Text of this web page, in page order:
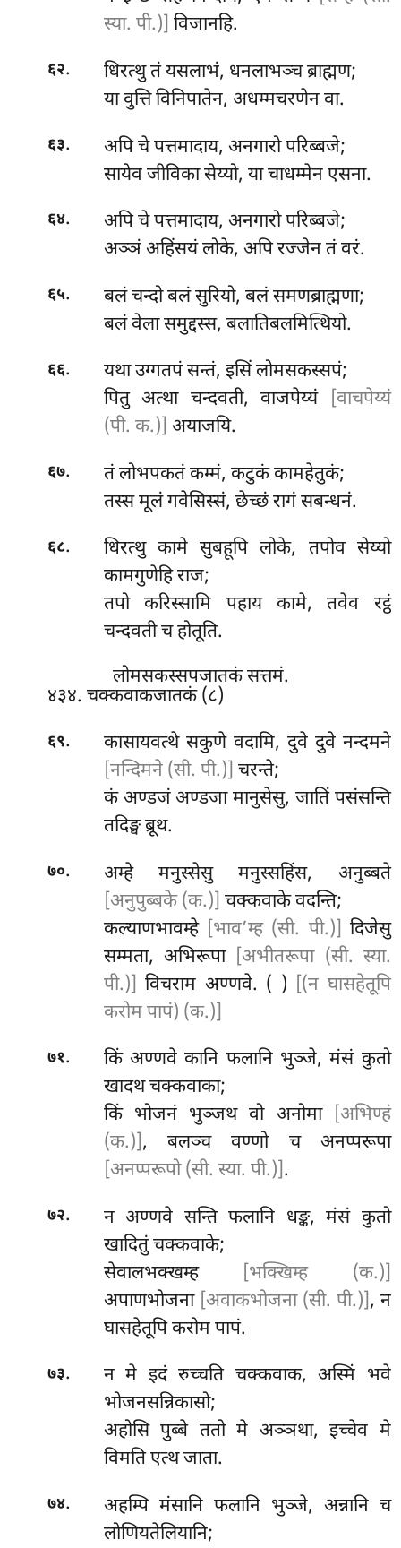
स्या. पी.)] विजानहि.
६२.
धिरत्थु तं यसलाभं, धनलाभञ्च ब्राह्मण;
या वुत्ति विनिपातेन, अधम्मचरणेन वा.
६३.
अपि चे पत्तमादाय, अनगारो परिब्बजे;
सायेव जीविका सेय्यो, या चाधम्मेन एसना.
६४.
अपि चे पत्तमादाय, अनगारो परिब्बजे;
अञ्ञं अहिंसयं लोके, अपि रज्जेन तं वरं.
६५.
बलं चन्दो बलं सुरियो, बलं समणब्राह्मणा;
बलं वेला समुद्दस्स, बलातिबलमित्थियो.
६६.
यथा उग्गतपं सन्तं, इसिं लोमसकस्सपं;
पितु अत्था चन्दवती, वाजपेय्यं
[वाचपेय्यं
(पी. क.)] अयाजयि.
६७.
तं लोभपकतं कम्मं, कटुकं कामहेतुकं;
तस्समूलं गवेसिस्सं, छेच्छं रागं सबन्धनं.
६८. धिरत्थु कामे सुबहूपि लोके, तपोव सेय्यो
कामगुणेहि राज;
तपो करिस्सामि पहाय कामे, तवेव रट्ठं
चन्दवती च होतूति.
लोमसकस्सपजातकं सत्तमं.
४३४. चक्कवाकजातकं (८)
६९.
कासायवत्थे सकुणे वदामि, दुवे दुवे नन्दमने
[नन्दिमने (सी. पी.)] चरन्ते;
कं अण्डजं अण्डजा मानुसेसु, जातिं पसंसन्ति
तदिङ्घ ब्रूथ.
७०.
अम्हे मनुस्सेसु मनुस्सहिंस, अनुब्बते
[अनुपुब्बके (क.)] चक्कवाके वदन्ति;
कल्याणभावम्हे [भाव’म्ह (सी. पी.)] दिजेसु
सम्मता, अभिरूपा [अभीतरूपा (सी. स्या.
पी.)] विचराम अण्णवे. ( ) [(न घासहेतूपि
करोम पापं) (क.)]
७१.
किं अण्णवे कानि फलानि भुञ्जे, मंसं कुतो
खादथ चक्कवाका;
किं भोजनं भुञ्जथ वो अनोमा [अभिण्हं
(क.)], बलञ्चवण्णो च अनप्परूपा
[अनप्परूपो (सी. स्या. पी.)].
७२. नअण्णवे सन्ति फलानि धङ्क, मंसं कुतो
खादितुं चक्कवाके;
सेवालभक्खम्ह
[भक्खिम्ह (क.)]
अपाणभोजना [अवाकभोजना (सी. पी.)], न
घासहेतूपि करोम पापं.
७३.
न मे इदं रुच्चति चक्कवाक, अस्मिं भवे
भोजनसन्निकासो;
अहोसि पुब्बे ततो मे अञ्ञथा, इच्चेव मे
विमति एत्थ जाता.
७४. अहम्पि मंसानि फलानि भुञ्जे, अन्नानि च
लोणियतेलियानि;